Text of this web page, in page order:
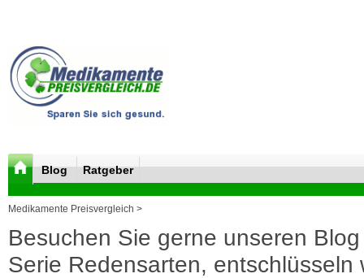
Blog Ratgeber
Medikamente Preisvergleich >
Besuchen Sie gerne unseren
Serie Redensarten, entschlüsseln